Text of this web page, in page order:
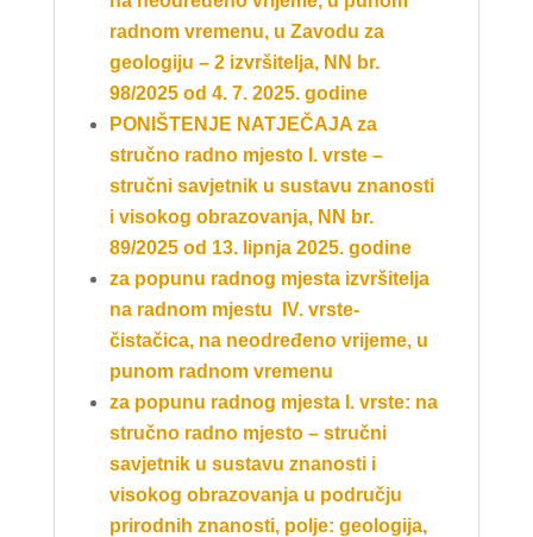
radnom vremenu, u Zavodu za
geologiju – 2 izvršitelja, NN br.
98/2025 od 4. 7. 2025. godine
PONIŠTENJE NATJEČAJA za
stručno radno mjesto I. vrste –
stručni savjetnik u sustavu znanosti
i visokog obrazovanja, NN br.
89/2025 od 13. lipnja 2025. godine
za popunu radnog mjesta izvršitelja
na radnom mjestu IV. vrste-
čistačica, na neodređeno vrijeme, u
punom radnom vremenu
za popunu radnog mjesta I. vrste: na
stručno radno mjesto – stručni
savjetnik u sustavu znanosti i
visokog obrazovanja u području
prirodnih znanosti, polje: geologija,